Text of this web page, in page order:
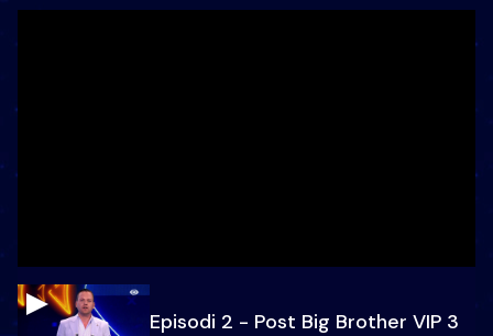
Episodi 2 - Post Big Brother VIP 3